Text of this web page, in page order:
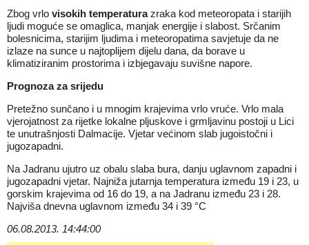
Zbog vrlo visokih temperaturazraka kod meteoropata i starijih
ljudi moguće se omaglica, manjak energije i slabost. Srčanim
bolesnicima, starijim ljudima i meteoropatima savjetuje da ne
izlaze na sunce u najtoplijem dijelu dana, da borave u
klimatiziranim prostorima i izbjegavaju suvišne napore.
Prognoza za srijedu
Pretežno sunčano i u mnogim krajevima vrlo vruće. Vrlo mala
vjerojatnost za rijetke lokalne pljuskove i grmljavinu postoji u Lici
te unutrašnjosti Dalmacije. Vjetar većinom slab jugoistočni i
jugozapadni.
Na Jadranu ujutro uz obalu slaba bura, danju uglavnom zapadni i
jugozapadni vjetar. Najniža jutarnja temperatura između 19 i 23, u
gorskim krajevima od 16 do 19, a na Jadranu između 23 i 28.
Najviša dnevna uglavnom između 34 i 39 °C
06.08.2013. 14:44:00